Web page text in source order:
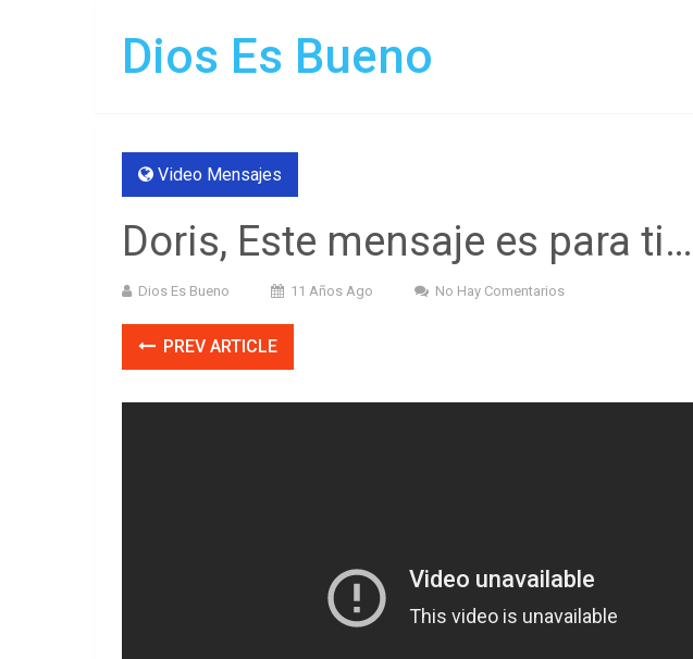
Dios Es Bueno
Video Mensajes
Doris, Este mensaje es para ti…
Dios Es Bueno 11 Años Ago No Hay Comentarios
PREV ARTICLE